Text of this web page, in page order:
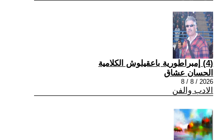
(4) إمبراطورية باعقيلوش الكلامية
الحسان عشاق
2026 / 8 / 8
الادب والفن